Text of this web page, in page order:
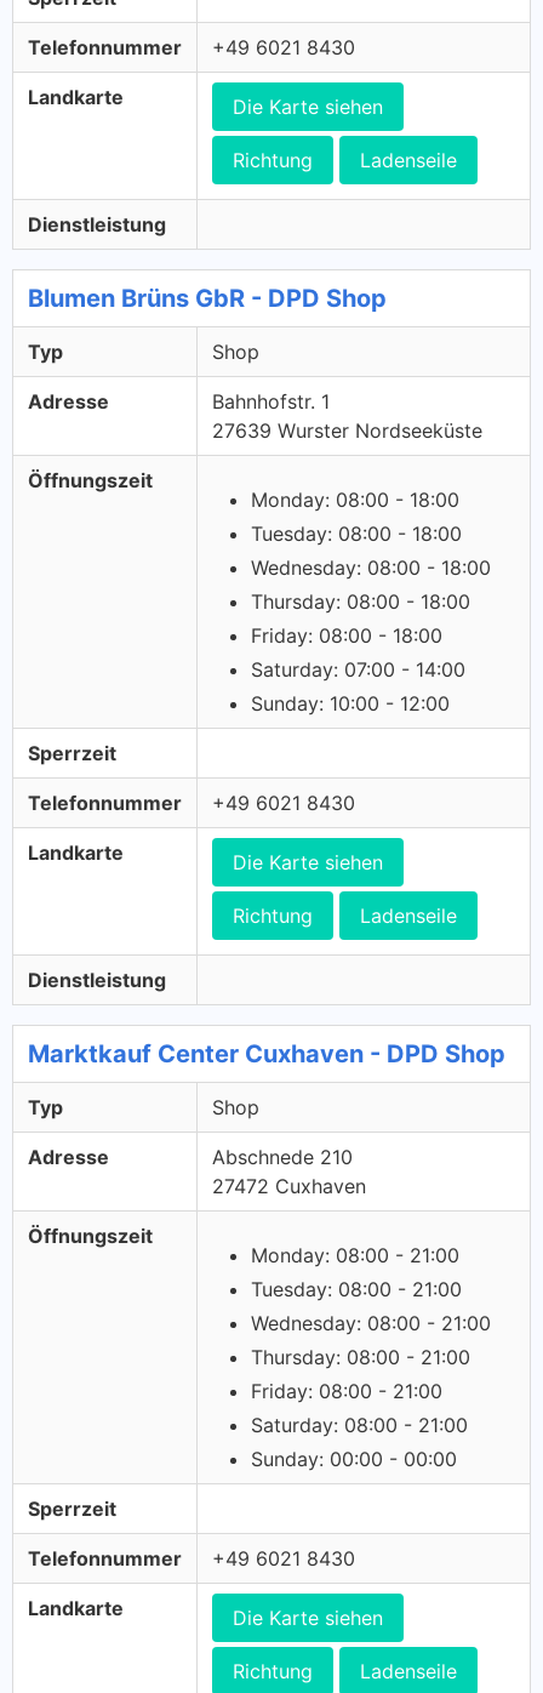
Telefonnummer +49 6021 8430
Landkarte Die Karte siehen
Richtung Ladenseile
Dienstleistung
Blumen Brüns GbR - DPD Shop
Typ Shop
Adresse
Bahnhofstr. 1
27639 Wurster Nordseeküste
Öffnungszeit
Monday: 08:00 - 18:00
Tuesday: 08:00 - 18:00
Wednesday: 08:00 - 18:00
Thursday: 08:00 - 18:00
Friday: 08:00 - 18:00
Saturday: 07:00 - 14:00
Sunday: 10:00 - 12:00
Sperrzeit
Telefonnummer +49 6021 8430
Landkarte Die Karte siehen
Richtung Ladenseile
Dienstleistung
Marktkauf Center Cuxhaven - DPD Shop
Typ Shop
Adresse
Abschnede 210
27472 Cuxhaven
Öffnungszeit
Monday: 08:00 - 21:00
Tuesday: 08:00 - 21:00
Wednesday: 08:00 - 21:00
Thursday: 08:00 - 21:00
Friday: 08:00 - 21:00
Saturday: 08:00 - 21:00
Sunday: 00:00 - 00:00
Sperrzeit
Telefonnummer +49 6021 8430
Landkarte Die Karte siehen
Richtung Ladenseile